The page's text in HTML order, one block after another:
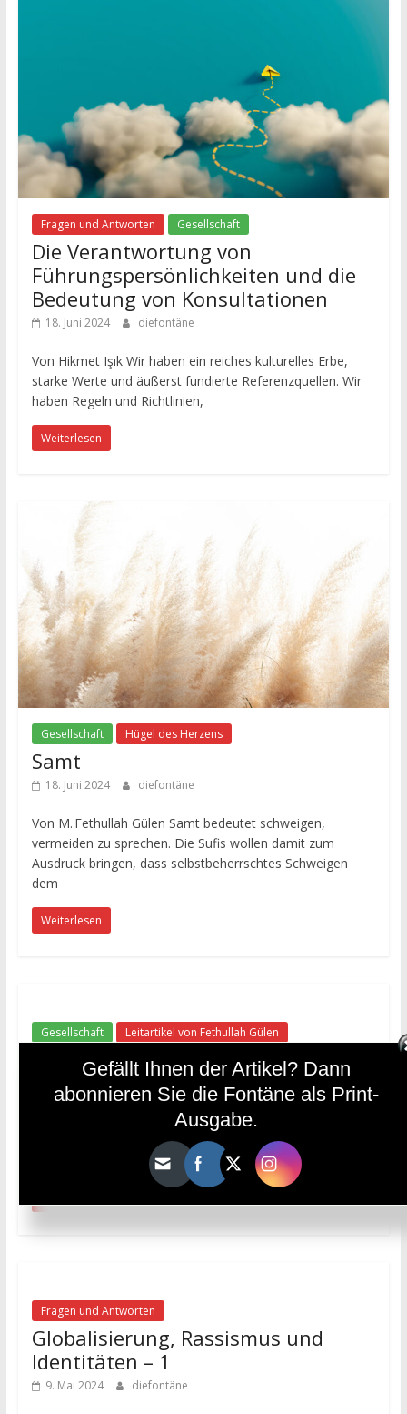
Fragen und Antworten Gesellschaft
Die Verantwortung von
Führungspersönlichkeiten und die
Bedeutung von Konsultationen
18. Juni 2024 diefontäne
Von Hikmet Işık Wir haben ein reiches kulturelles Erbe,
starke Werte und äußerst fundierte Referenzquellen. Wir
haben Regeln und Richtlinien,
Weiterlesen
Gesellschaft Hügel des Herzens
Samt
18. Juni 2024 diefontäne
Von M. Fethullah Gülen Samt bedeutet schweigen,
vermeiden zu sprechen. Die Sufis wollen damit zum
Ausdruck bringen, dass selbstbeherrschtes Schweigen
dem
Weiterlesen
Gesellschaft Leitartikel von Fethullah Gülen
Rabbanīs
18. Juni 2024 diefontäne
Heutzutage spotten viele über moralische Werte, über die
innere Tiefe des Menschen, die Bedeutung des Herzens
und des spirituellen Lebens.
Fragen und Antworten
Globalisierung, Rassismus und
Identitäten – 1
9. Mai 2024 diefontäne
Gefällt Ihnen der Artikel? Dann
abonnieren Sie die Fontäne als Print-
Ausgabe.